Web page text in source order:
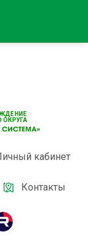
ОКРУГА
кабинет
Контакты